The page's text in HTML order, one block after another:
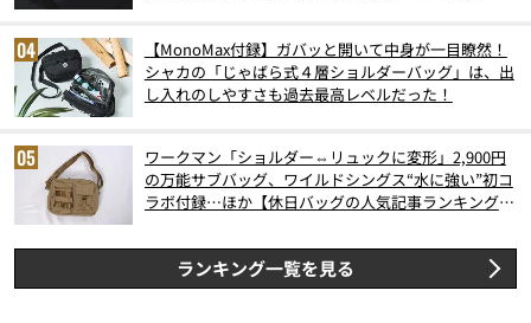
【MonoMax付録】ガバッと開いて中身が一目瞭然！
シャカの「じゃばら式４層ショルダーバッグ」は、出
し入れのしやすさも過去最高レベルだった！
ワークマン「ショルダー⇔リュックに変形」2,900円
の万能サブバッグ、ワイルドシングス“水に強い”初コ
ラボ付録…ほか【休日バッグの人気記事ランキングベ
ランキング一覧を見る